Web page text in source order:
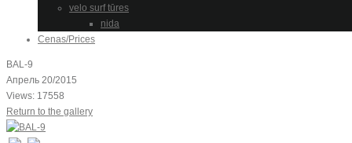
velo surf tūres
nida
Cenas/Prices
BAL-9
Апрель 20/2015
Views: 17558
Return to the gallery